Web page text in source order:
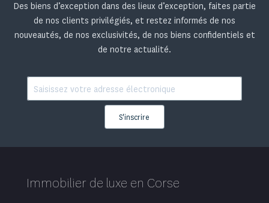
Des biens d’exception dans des lieux d’exception, faites partie
de nos clients privilégiés, et restez informés de nos
nouveautés, de nos exclusivités, de nos biens confidentiels et
de notre actualité.
S'inscrire
Immobilier de luxe en Corse